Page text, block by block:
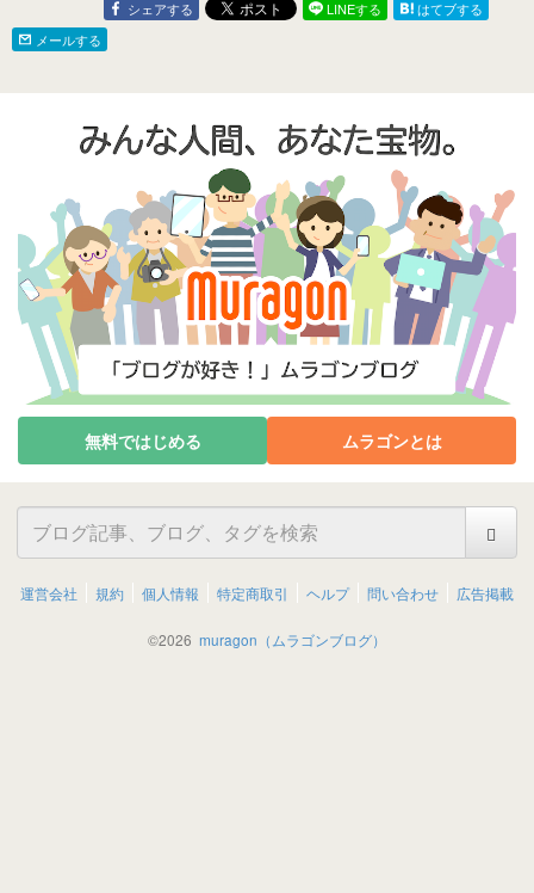
シェアする LINEする
はてブする
メールする
無料ではじめる ムラゴンとは
運営会社 規約 個人情報 特定商取引 ヘルプ 問い合わせ 広告掲載
©2026 muragon（ムラゴンブログ）